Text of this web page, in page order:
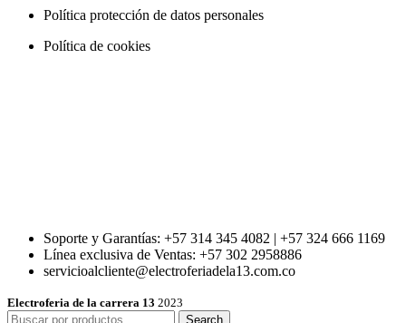
Política protección de datos personales
Política de cookies
Soporte y Garantías: +57 314 345 4082 | +57 324 666 1169
Línea exclusiva de Ventas: +57 302 2958886
servicioalcliente@electroferiadela13.com.co
Electroferia de la carrera 13 2023
Search